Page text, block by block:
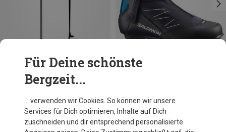
Du sparst 12%
Für Deine schönste
Bergzeit...
… verwenden wir Cookies. So können wir unsere
Services für Dich optimieren, Inhalte auf Dich
zuschneiden und dir entsprechend personalisierte